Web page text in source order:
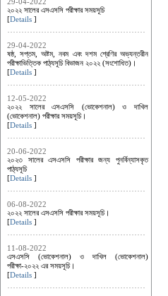
২০২২ সালের এসএসসি পরীক্ষার সময়সূচি
[Details ]
29-04-2022
ষষ্ঠ, সপ্তম, অষ্টম, নবম এবং দশম শ্রেণির অভ্যন্তরীন
পরীক্ষাভিত্তিক পাঠ্যসূচি বিভাজন ২০২২ (সংশোধিত)।
[Details ]
12-05-2022
২০২২ সালের এসএসসি (ভোকেশনাল) ও দাখিল
(ভোকেশনাল) পরীক্ষার সময়সূচি।
[Details ]
20-06-2022
২০২৩ সালের এসএসসি পরীক্ষার জন্য পুনর্বিন্যাসকৃত
পাঠ্যসূচি
[Details ]
06-08-2022
২০২২ সালের এসএসসি পরীক্ষার সময়সূচি।
[Details ]
11-08-2022
এসএসসি (ভোকেশনাল) ও দাখিল (ভোকেশনাল)
পরীক্ষা-২০২২ এর সময়সূচি।
[Details ]